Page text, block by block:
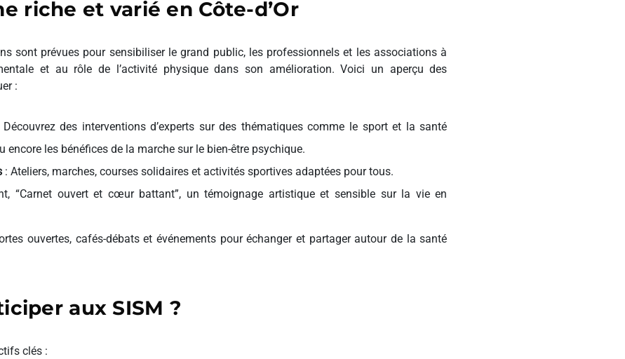
riche et varié en Côte-d’Or
sont prévues pour sensibiliser le grand public, les professionnels et les associations à
et au rôle de l’activité physique dans son amélioration. Voici un aperçu des
:
Découvrez des interventions d’experts sur des thématiques comme le sport et la santé
encore les bénéfices de la marche sur le bien-être psychique.
: Ateliers, marches, courses solidaires et activités sportives adaptées pour tous.
“Carnet ouvert et cœur battant”, un témoignage artistique et sensible sur la vie en
ouvertes, cafés-débats et événements pour échanger et partager autour de la santé
aux SISM ?
clés :